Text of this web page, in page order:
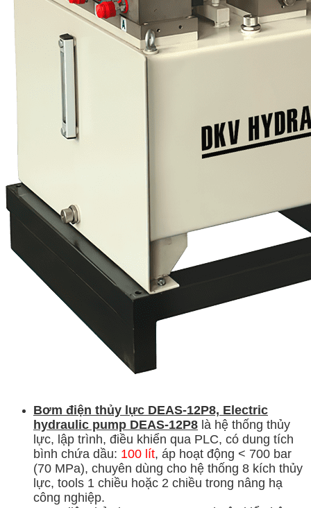
Bơm điện thủy lực DEAS-12P8, Electric
hydraulic pump DEAS-12P8 là hệ thống thủy
lực, lập trình, điều khiển qua PLC, có dung tích
bình chứa dầu: 100 lít, áp hoạt động < 700 bar
(70 MPa), chuyên dùng cho hệ thống 8 kích thủy
lực, tools 1 chiều hoặc 2 chiều trong nâng hạ
công nghiệp.